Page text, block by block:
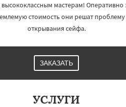
мастерам! Оперативно
стоимость они решат проблему
открывания сейфа.
ЗАКАЗАТЬ
УСЛУГИ